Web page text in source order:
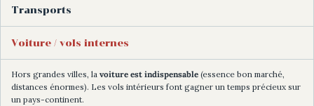
Transports
Voiture / vols internes
Hors grandes villes, la voiture est indispensable(essence bon marché,
distances énormes). Les vols intérieurs font gagner un temps précieux sur
un pays-continent.